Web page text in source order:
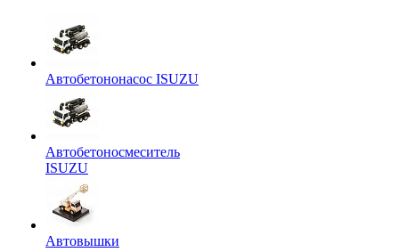
Автобетононасос ISUZU
Автобетоносмеситель
ISUZU
Автовышки